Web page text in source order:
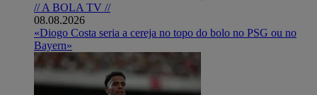
// A BOLA TV //
08.08.2026
«Diogo Costa seria a cereja no topo do bolo no PSG ou no
Bayern»